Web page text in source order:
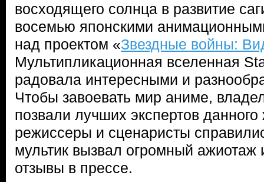
восходящего солнца в развитие
восемью японскими
над проектом «Звездные войны:
Мультипликационная вселенная
радовала интересными и
Чтобы завоевать мир аниме,
позвали лучших экспертов
режиссеры и сценаристы
мультик вызвал огромный ажиотаж
отзывы в прессе.